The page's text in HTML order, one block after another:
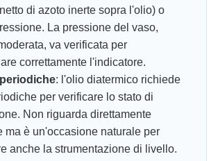
di azoto inerte sopra l'olio) o
La pressione del vaso,
va verificata per
correttamente l'indicatore.
: l'olio diatermico richiede
per verificare lo stato di
Non riguarda direttamente
ma è un'occasione naturale per
anche la strumentazione di livello.